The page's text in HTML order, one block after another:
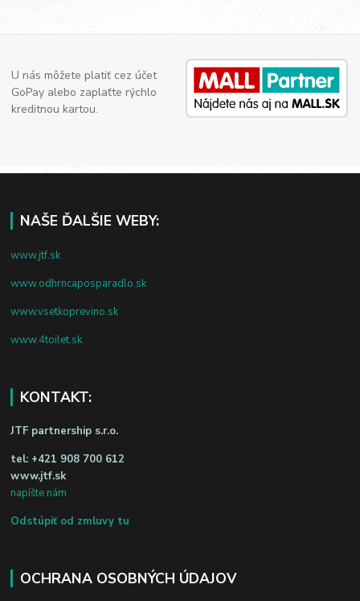
U nás môžete platiť cez účet
GoPay alebo zaplaťte rýchlo
kreditnou kartou.
NAŠE ĎALŠIE WEBY:
www.jtf.sk
www.odhrncaposparadlo.sk
www.vsetkoprevino.sk
www.4toilet.sk
KONTAKT:
JTF partnership s.r.o.
tel: +421 908 700 612
www.jtf.sk
napíšte nám
Odstúpiť od zmluvy tu
OCHRANA OSOBNÝCH ÚDAJOV